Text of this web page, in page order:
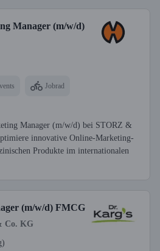
Manager (m/w/d)
Jobrad
Manager (m/w/d) bei STORZ &
innovative Online-Marketing-
Produkte im internationalen
(m/w/d) FMCG
Co. KG